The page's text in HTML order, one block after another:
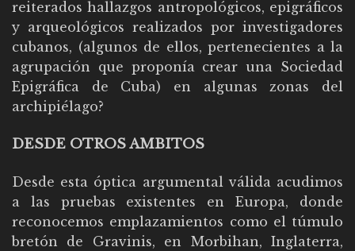
reiterados hallazgos antropológicos, epigráficos
y arqueológicos realizados por investigadores
cubanos, (algunos de ellos, pertenecientes a la
agrupación que proponía crear una Sociedad
Epigráfica de Cuba) en algunas zonas del
archipiélago?
DESDE OTROS AMBITOS
Desde esta óptica argumental válida acudimos
a las pruebas existentes en Europa, donde
reconocemos emplazamientos como el túmulo
bretón de Gravinis, en Morbihan, Inglaterra,